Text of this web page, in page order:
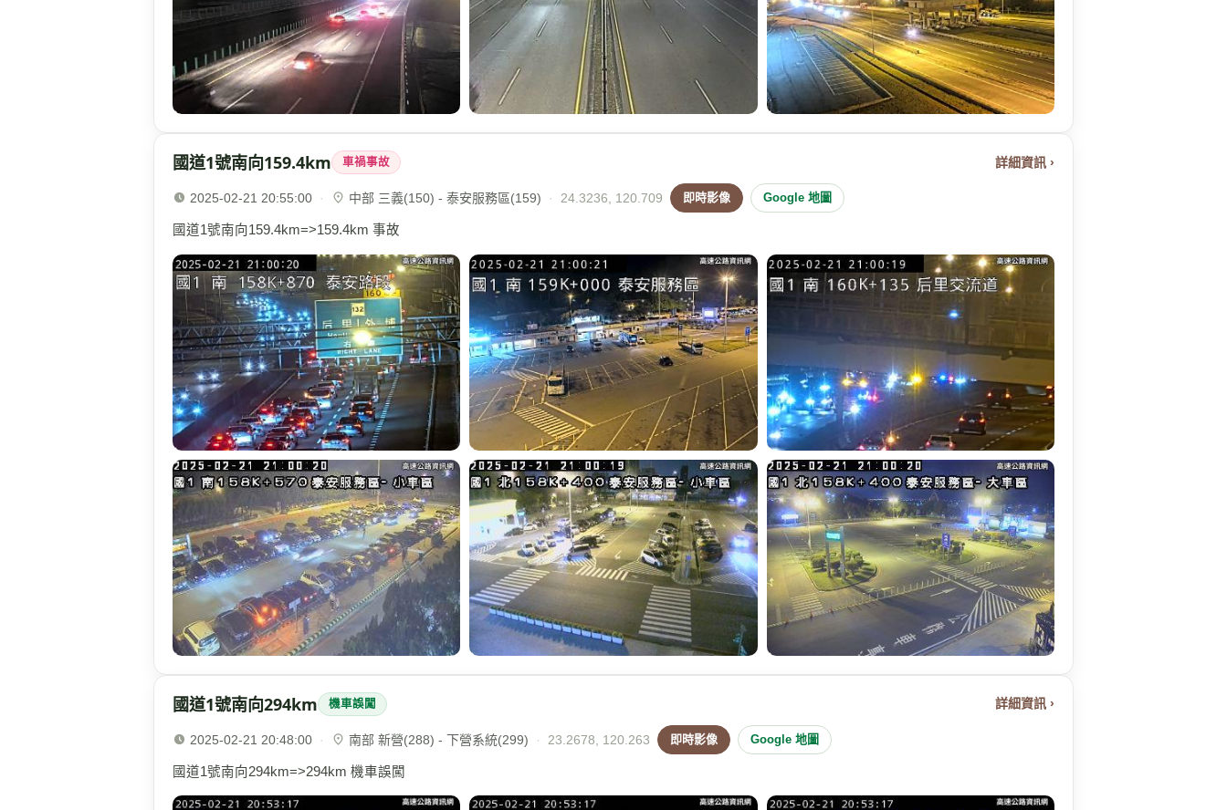
國道1號南向159.4km 車禍事故 詳細資訊 ›
2025-02-21 20:55:00 · 中部 三義(150) - 泰安服務區(159) · 24.3236, 120.709 即時影像 Google 地圖
國道1號南向159.4km=>159.4km 事故
國道1號南向294km 機車誤闖 詳細資訊 ›
2025-02-21 20:48:00 · 南部 新營(288) - 下營系統(299) · 23.2678, 120.263 即時影像 Google 地圖
國道1號南向294km=>294km 機車誤闖